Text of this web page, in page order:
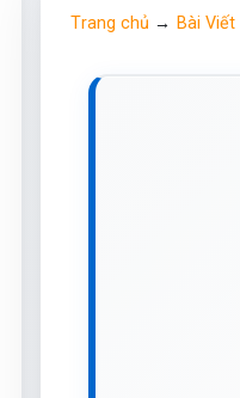
Trang chủ → Bài Viết